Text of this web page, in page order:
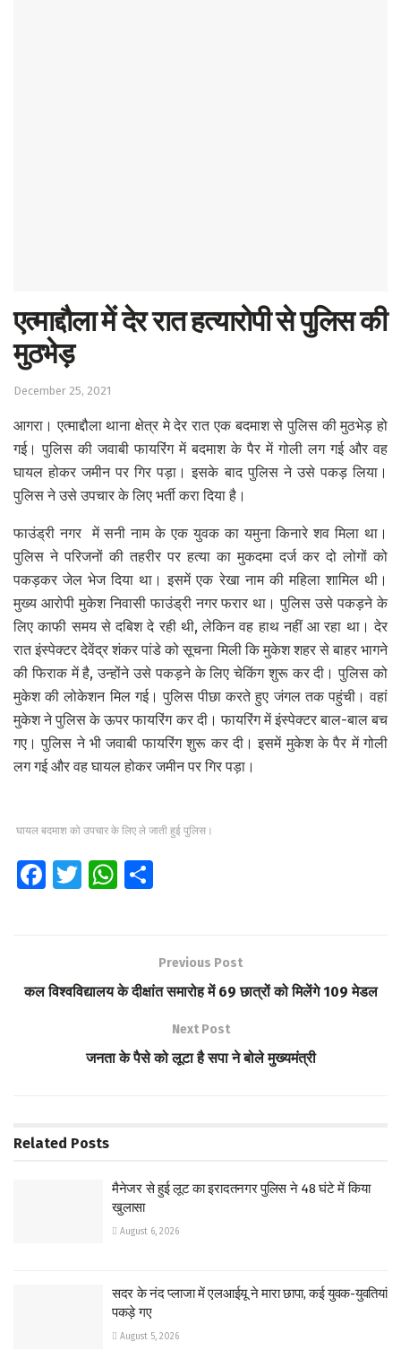
एत्माद्दौला में देर रात हत्यारोपी से पुलिस की
मुठभेड़
December 25, 2021
आगरा। एत्माद्दौला थाना क्षेत्र मे देर रात एक बदमाश से पुलिस की मुठभेड़ हो
गई। पुलिस की जवाबी फायरिंग में बदमाश के पैर में गोली लग गई और वह
घायल होकर जमीन पर गिर पड़ा। इसके बाद पुलिस ने उसे पकड़ लिया।
पुलिस ने उसे उपचार के लिए भर्ती करा दिया है।
फाउंड्री नगर में सनी नाम के एक युवक का यमुना किनारे शव मिला था।
पुलिस ने परिजनों की तहरीर पर हत्या का मुकदमा दर्ज कर दो लोगों को
पकड़कर जेल भेज दिया था। इसमें एक रेखा नाम की महिला शामिल थी।
मुख्य आरोपी मुकेश निवासी फाउंड्री नगर फरार था। पुलिस उसे पकड़ने के
लिए काफी समय से दबिश दे रही थी, लेकिन वह हाथ नहीं आ रहा था। देर
रात इंस्पेक्टर देवेंद्र शंकर पांडे को सूचना मिली कि मुकेश शहर से बाहर भागने
की फिराक में है, उन्होंने उसे पकड़ने के लिए चेकिंग शुरू कर दी। पुलिस को
मुकेश की लोकेशन मिल गई। पुलिस पीछा करते हुए जंगल तक पहुंची। वहां
मुकेश ने पुलिस के ऊपर फायरिंग कर दी। फायरिंग में इंस्पेक्टर बाल-बाल बच
गए। पुलिस ने भी जवाबी फायरिंग शुरू कर दी। इसमें मुकेश के पैर में गोली
लग गई और वह घायल होकर जमीन पर गिर पड़ा।
घायल बदमाश को उपचार के लिए ले जाती हुई पुलिस।
Fa
o
T
W
A
p
e
Previous Post
कल विश्वविद्यालय के दीक्षांत समारोह में 69 छात्रों को मिलेंगे 109 मेडल
Next Post
जनता के पैसे को लूटा है सपा ने बोले मुख्यमंत्री
Related Posts
मैनेजर से हुई लूट का इरादतनगर पुलिस ने 48 घंटे में किया
खुलासा
August 6, 2026
सदर के नंद प्लाजा में एलआईयू ने मारा छापा, कई युवक-युवतियां
पकड़े गए
August 5, 2026